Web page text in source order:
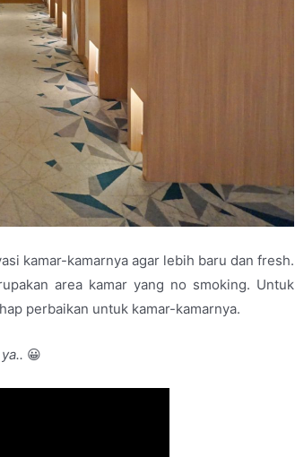
kamar-kamarnya agar lebih baru dan fresh.
area kamar yang no smoking. Untuk
perbaikan untuk kamar-kamarnya.
😀